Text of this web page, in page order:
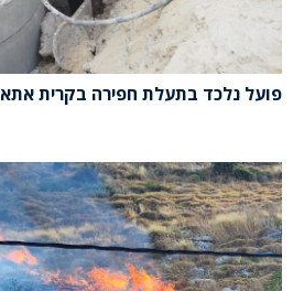
פועל נלכד בתעלת חפירה בקרית אתא